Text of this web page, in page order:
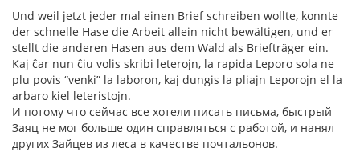
Und weil jetzt jeder mal einen Brief schreiben wollte, konnte
der schnelle Hase die Arbeit allein nicht bewältigen, und er
stellt die anderen Hasen aus dem Wald als Briefträger ein.
Kaj ĉar nun ĉiu volis skribi leterojn, la rapida Leporo sola ne
plu povis “venki” la laboron, kaj dungis la pliajn Leporojn el la
arbaro kiel leteristojn.
И потому что сейчас все хотели писать письма, быстрый
Заяц не мог больше один справляться с работой, и нанял
других Зайцев из леса в качестве почтальонов.